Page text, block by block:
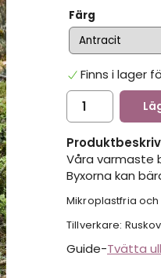
Färg
Finns i lager
Våra varmaste
Byxorna kan
Mikroplastfria
Tillverkare:
Guide-Tvätta ull